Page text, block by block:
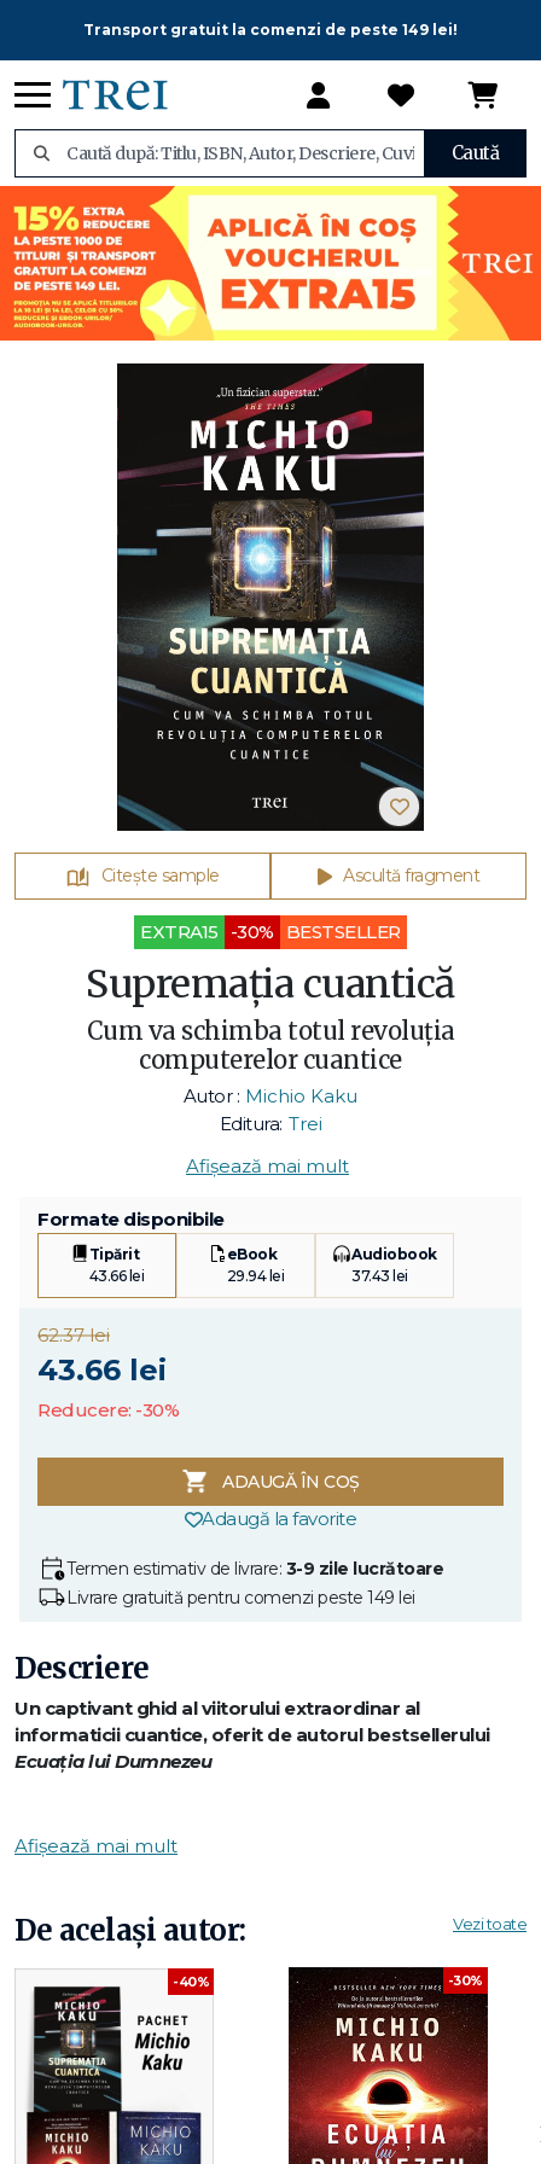
Transport gratuit la comenzi de peste 149 lei!
Caută
Citește sample Ascultă fragment
EXTRA15 -30% BESTSELLER
Supremația cuantică
Cum va schimba totul revoluția
computerelor cuantice
Autor : Michio Kaku
Editura: Trei
Afișează mai mult
Formate disponibile
Tipărit
43.66 lei
eBook
29.94 lei
Audiobook
37.43 lei
62.37 lei
43.66 lei
Reducere: -30%
ADAUGĂ ÎN COȘ
Adaugă la favorite
Termen estimativ de livrare: 3-9 zile lucrătoare
Livrare gratuită pentru comenzi peste 149 lei
Descriere
Un captivant ghid al viitorului extraordinar al
informaticii cuantice, oferit de autorul bestsellerului
Ecuația lui Dumnezeu
Suntem în pragul unei revoluții tehnice: dezvoltarea
computerului cuantic. Și, deși mass-media s-au concentrat
a sparge orice metodă de criptare cunoscută, a început
deja cursa pentru exploatarea puterii lor incredibile de a
schimba lumea. Căci cine va prelua conducerea în acest
domeniu se va afla și în fruntea revoluțiilor pe care
computerele cuantice le vor face posibile: o nouă
economie energetică datorită noilor tehnologii de stocare;
o Revoluție Verde în agricultură și alimentație; noi
tratamente medicale datorită calculării structurilor genetice
și chimice la un nivel nemaiîntâlnit până acum; și chiar
controlul încălzirii globale sau rezolvarea celui mai mare
Afișează mai mult
De același autor: Vezi toate
-40% -30%